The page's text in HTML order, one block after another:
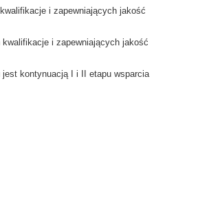
i zapewniających jakość
i zapewniających jakość
kontynuacją I i II etapu wsparcia